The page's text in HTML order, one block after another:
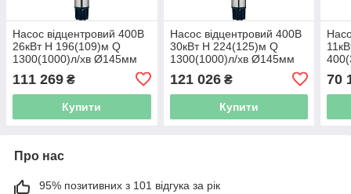
Насос відцентровий 400В
26кВт H 196(109)м Q
1300(1000)л/хв Ø145мм
колеса нерж сталь+пульт
(з 3х частин) DONGYIN
6SP60-14 (7777713)
111 269 ₴
Купити
Насос відцентровий 400В
30кВт H 224(125)м Q
1300(1000)л/хв Ø145мм
колеса нерж сталь+пульт
(З 3х ЧАСТЕЙ) DONGYIN
6SP60-16 (7777733)
121 026₴
Купити
(з
70
Про нас
95% позитивних з 101 відгука за рік